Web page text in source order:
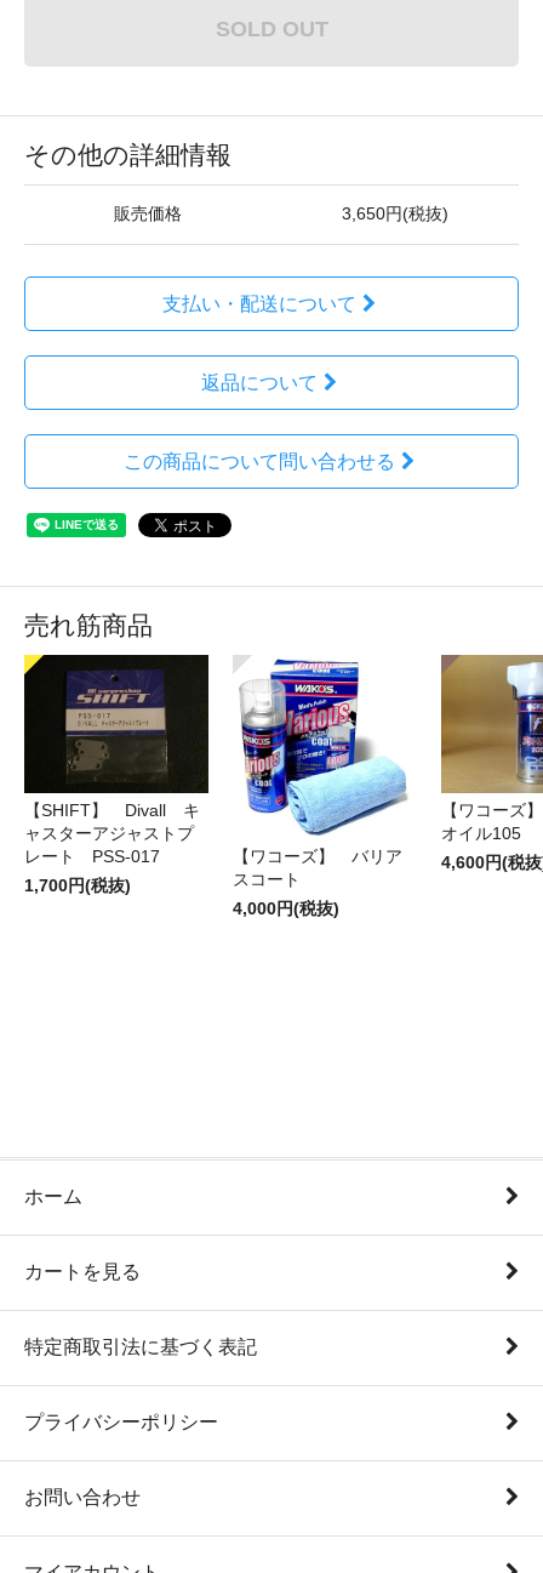
SOLD OUT
その他の詳細情報
販売価格 3,650円(税抜)
支払い・配送について
返品について
この商品について問い合わせる
売れ筋商品
【SHIFT】 Divall キ
ャスターアジャストプ
レート PSS-017
1,700円(税抜)
【ワコーズ】 バリア
スコート
4,000円(税抜)
【ワコーズ
オイル105
4,600円(税
ホーム
カートを見る
特定商取引法に基づく表記
プライバシーポリシー
お問い合わせ